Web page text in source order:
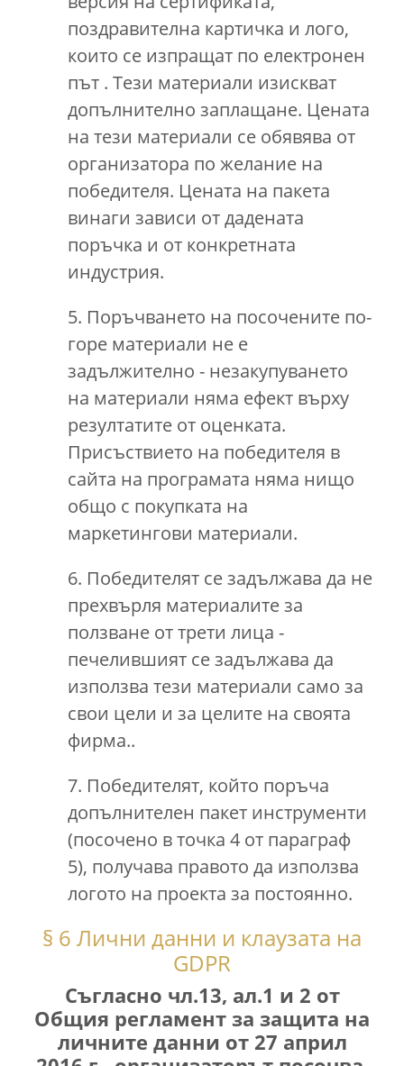
поздравителна картичка и лого,
които се изпращат по електронен
път . Тези материали изискват
допълнително заплащане. Цената
на тези материали се обявява от
организатора по желание на
победителя. Цената на пакета
винаги зависи от дадената
поръчка и от конкретната
индустрия.
5. Поръчването на посочените по-
горе материали не е
задължително - незакупуването
на материали няма ефект върху
резултатите от оценката.
Присъствието на победителя в
сайта на програмата няма нищо
общо с покупката на
маркетингови материали.
6. Победителят се задължава да не
прехвърля материалите за
ползване от трети лица -
печелившият се задължава да
използва тези материали само за
свои цели и за целите на своята
фирма..
7. Победителят, който поръча
допълнителен пакет инструменти
(посочено в точка 4 от параграф
5), получава правото да използва
логото на проекта за постоянно.
§ 6 Лични данни и клаузата на
GDPR
Съгласно чл.13, ал.1 и 2 от
Общия регламент за защита на
личните данни от 27 април